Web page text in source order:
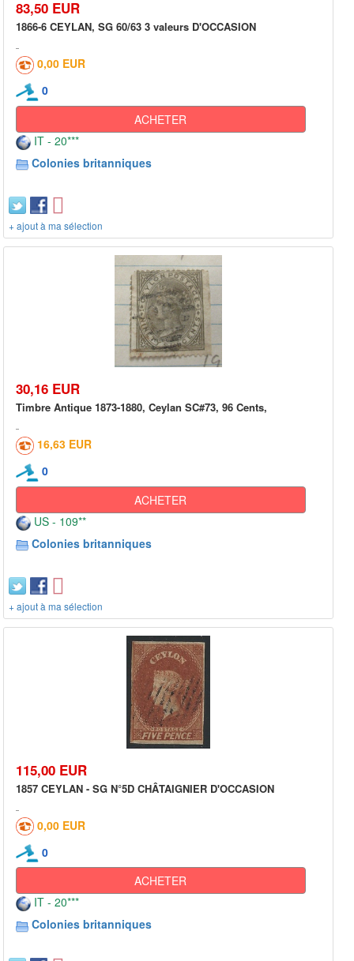
83,50 EUR
1866-6 CEYLAN, SG 60/63 3 valeurs D'OCCASION
0,00 EUR
0
ACHETER
IT - 20***
Colonies britanniques
+ ajout à ma sélection
30,16 EUR
Timbre Antique 1873-1880, Ceylan SC#73, 96 Cents,
16,63 EUR
0
ACHETER
US - 109**
Colonies britanniques
+ ajout à ma sélection
115,00 EUR
1857 CEYLAN - SG N°5D CHÂTAIGNIER D'OCCASION
0,00 EUR
0
ACHETER
IT - 20***
Colonies britanniques